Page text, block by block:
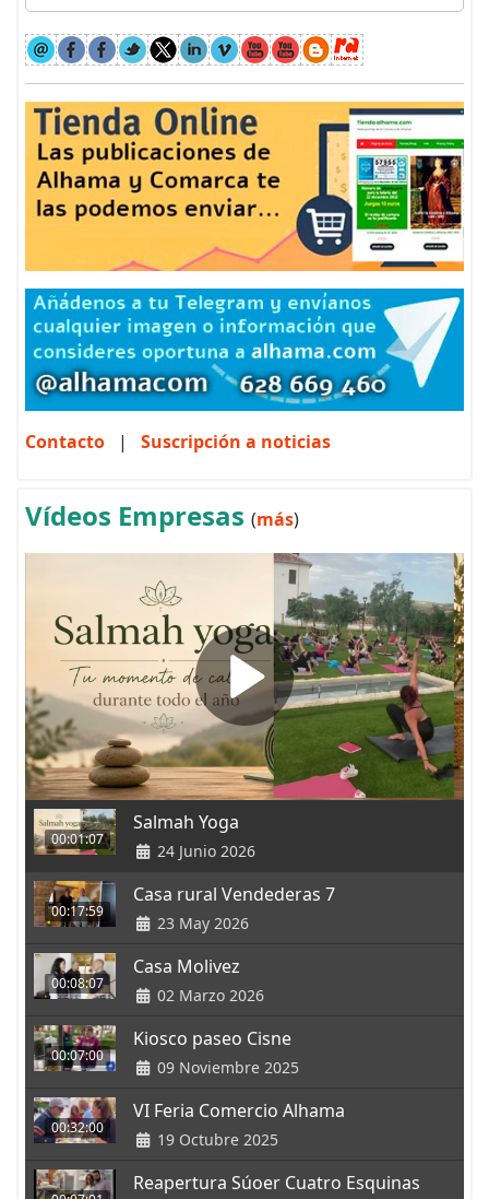
Contacto | Suscripción a noticias
Vídeos Empresas (más)
00:01:07
Salmah Yoga
24 Junio 2026
00:17:59
Casa rural Vendederas 7
23 May 2026
00:08:07
Casa Molivez
02 Marzo 2026
00:07:00
Kiosco paseo Cisne
09 Noviembre 2025
00:32:00
VI Feria Comercio Alhama
19 Octubre 2025
Reapertura Súoer Cuatro Esquinas